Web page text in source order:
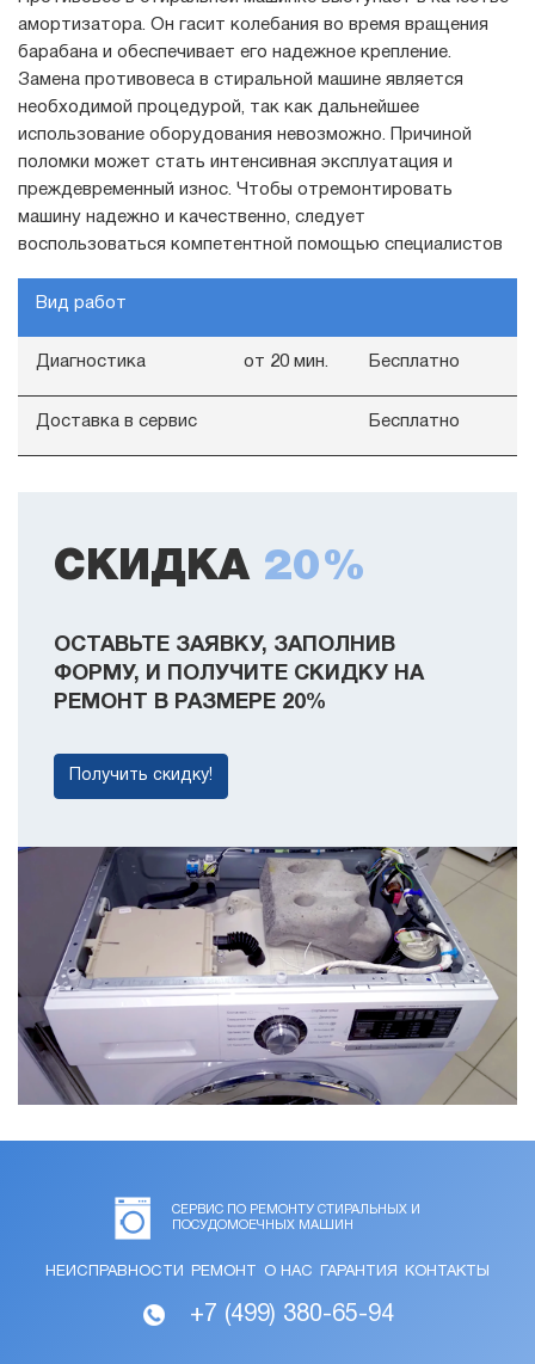
амортизатора. Он гасит колебания во время вращения
барабана и обеспечивает его надежное крепление.
Замена противовеса в стиральной машине является
необходимой процедурой, так как дальнейшее
использование оборудования невозможно. Причиной
поломки может стать интенсивная эксплуатация и
преждевременный износ. Чтобы отремонтировать
машину надежно и качественно, следует
воспользоваться компетентной помощью специалистов
Вид работ
Диагностика от 20 мин. Бесплатно
Доставка в сервис Бесплатно
СКИДКА 20%
ОСТАВЬТЕ ЗАЯВКУ, ЗАПОЛНИВ
ФОРМУ, И ПОЛУЧИТЕ СКИДКУ НА
РЕМОНТ В РАЗМЕРЕ 20%
Получить скидку!
СЕРВИС ПО РЕМОНТУ СТИРАЛЬНЫХ И
ПОСУДОМОЕЧНЫХ МАШИН
НЕИСПРАВНОСТИ РЕМОНТ О НАС ГАРАНТИЯ КОНТАКТЫ
+7 (499) 380-65-94